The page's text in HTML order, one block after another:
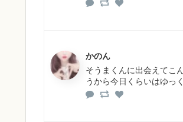
かのん
そうまくんに出会えてこ
うから今日くらいはゆっ